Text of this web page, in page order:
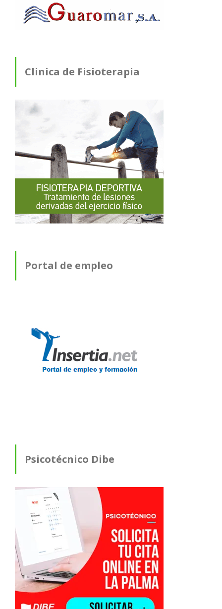
Clinica de Fisioterapia
Portal de empleo
Psicotécnico Dibe